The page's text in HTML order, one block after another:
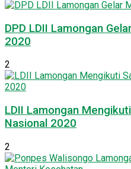
DPD LDII Lamongan
2020
2
LDII Lamongan
Nasional 2020
2